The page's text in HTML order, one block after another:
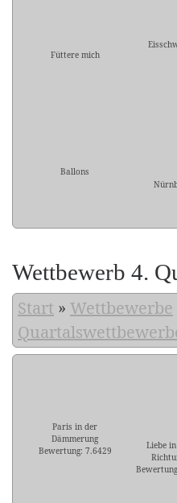
Füttere mich
Ballons
Wettbewerb 4.
Start » Wettbewerbe
Paris in der
Dämmerung
Bewertung: 7.6429
Liebe